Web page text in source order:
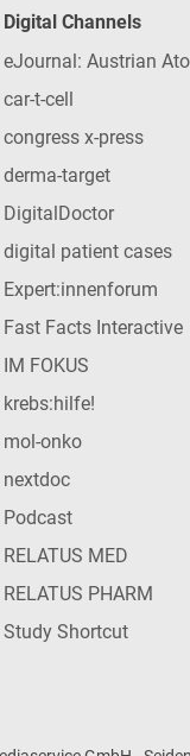
Digital Channels
eJournal: Austrian
car-t-cell
congress x-press
derma-target
DigitalDoctor
digital patient cases
Expert:innenforum
Fast Facts Interactive
IM FOKUS
krebs:hilfe!
mol-onko
nextdoc
Podcast
RELATUS MED
RELATUS PHARM
Study Shortcut